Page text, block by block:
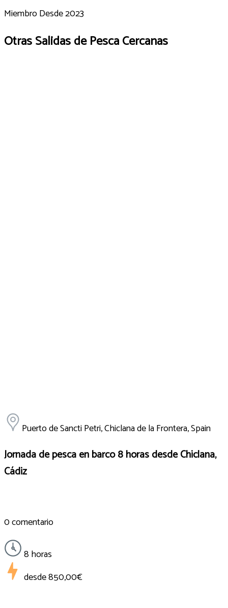
Miembro Desde 2023
Otras Salidas de Pesca Cercanas
Puerto de Sancti Petri, Chiclana de la Frontera, Spain
Jornada de pesca en barco 8 horas desde Chiclana,
Cádiz
0 comentario
8 horas
desde850,00€